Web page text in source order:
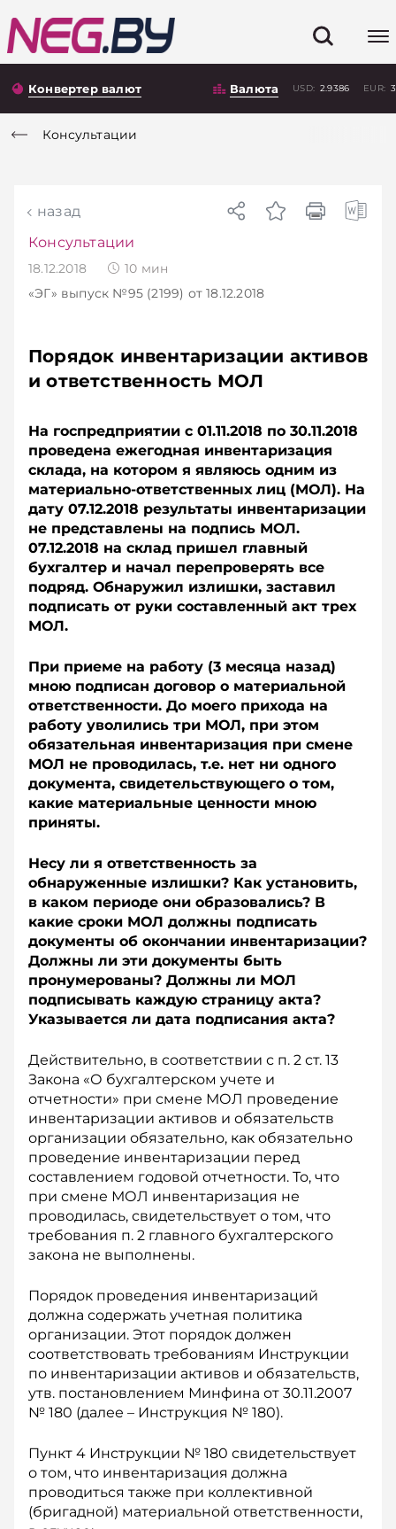
Конвертер валют Валюта USD: 2.9386 EUR:
Консультации
назад
Консультации
18.12.2018 10 мин
«ЭГ» выпуск №95 (2199) от 18.12.2018
Порядок инвентаризации активов
и ответственность МОЛ
На госпредприятии с 01.11.2018 по 30.11.2018
проведена ежегодная инвентаризация
склада, на котором я являюсь одним из
материально-ответственных лиц (МОЛ). На
дату 07.12.2018 результаты инвентаризации
не представлены на подпись МОЛ.
07.12.2018 на склад пришел главный
бухгалтер и начал перепроверять все
подряд. Обнаружил излишки, заставил
подписать от руки составленный акт трех
МОЛ.
При приеме на работу (3 месяца назад)
мною подписан договор о материальной
ответственности. До моего прихода на
работу уволились три МОЛ, при этом
обязательная инвентаризация при смене
МОЛ не проводилась, т.е. нет ни одного
документа, свидетельствующего о том,
какие материальные ценности мною
приняты.
Несу ли я ответственность за
обнаруженные излишки? Как установить,
в каком периоде они образовались? В
какие сроки МОЛ должны подписать
документы об окончании инвентаризации?
Должны ли эти документы быть
пронумерованы? Должны ли МОЛ
подписывать каждую страницу акта?
Указывается ли дата подписания акта?
Действительно, в соответствии с п. 2 ст. 13
Закона «О бухгалтерском учете и
отчетности» при смене МОЛ проведение
инвентаризации активов и обязательств
организации обязательно, как обязательно
проведение инвентаризации перед
составлением годовой отчетности. То, что
при смене МОЛ инвентаризация не
проводилась, свидетельствует о том, что
требования п. 2 главного бухгалтерского
закона не выполнены.
Порядок проведения инвентаризаций
должна содержать учетная политика
организации. Этот порядок должен
соответствовать требованиям Инструкции
по инвентаризации активов и обязательств,
утв. постановлением Минфина от 30.11.2007
№ 180 (далее – Инструкция № 180).
Пункт 4 Инструкции № 180 свидетельствует
о том, что инвентаризация должна
проводиться также при коллективной
(бригадной) материальной ответственности,